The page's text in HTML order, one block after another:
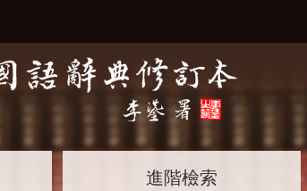
進階檢索